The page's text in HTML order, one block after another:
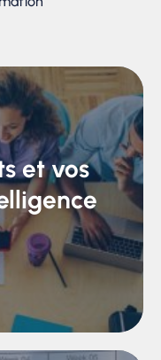
et vos